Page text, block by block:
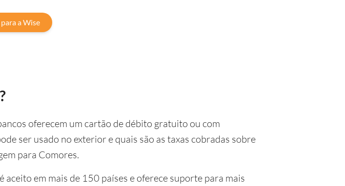
a Wise
oferecem um cartão de débito gratuito ou com
ser usado no exterior e quais são as taxas cobradas sobre
para Comores.
em mais de 150 países e oferece suporte para mais